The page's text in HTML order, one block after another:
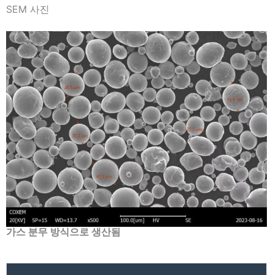
SEM 사진
가스 분무 방식으로 생산됨